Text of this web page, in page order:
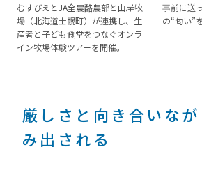
むすびえとJA全農酪農部と山岸牧
場（北海道士幌町）が連携し、生
産者と子ども食堂をつなぐオンラ
イン牧場体験ツアーを開催。
事前に送
の“匂い”
厳しさと向き合いな
み出される